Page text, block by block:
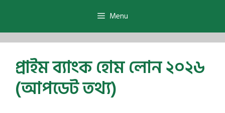
Menu
প্রাইম ব্যাংক হোম লোন ২০২৬
(আপডেট তথ্য)